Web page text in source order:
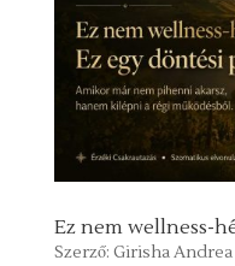
Ez nem wellness-
Szerző: Girisha